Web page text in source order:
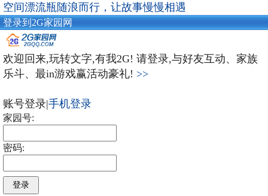
空间漂流瓶随浪而行，让故事慢慢相遇
登录到2G家园网
欢迎回来,玩转文字,有我2G! 请登录,与好友互动、家族
乐斗、最in游戏赢活动豪礼! >>
账号登录|手机登录
家园号:
密码: